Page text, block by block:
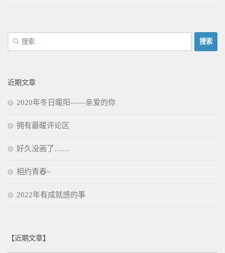
搜
索：
近期文章
2020年冬日暖阳——亲爱的你
拥有最暖评论区
好久没画了……
相约青春~
2022年有成就感的事
【近期文章】